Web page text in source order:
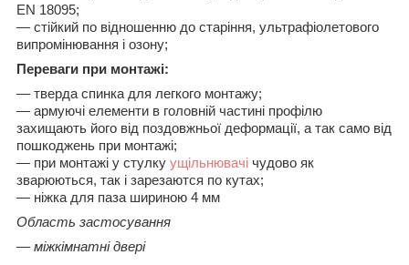
EN 18095;
― стійкий по відношенню до старіння, ультрафіолетового
випромінювання і озону;
Переваги при монтажі:
― тверда спинка для легкого монтажу;
― армуючі елементи в головній частині профілю
захищають його від поздовжньої деформації, а так само від
пошкоджень при монтажі;
― при монтажі у стулку ущільнювачі чудово як
зварюються, так і зарезаются по кутах;
― ніжка для паза шириною 4 мм
Область застосування
— міжкімнатні двері